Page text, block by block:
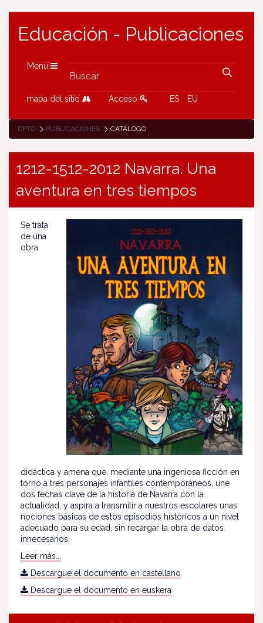
Educación - Publicaciones
Menú
mapa del sitio Acceso ES EU
DPTO PUBLICACIONES CATÁLOGO
1212-1512-2012 Navarra. Una
aventura en tres tiempos
Se trata
de una
obra
didáctica y amena que, mediante una ingeniosa ficción en
torno a tres personajes infantiles contemporáneos, une
dos fechas clave de la historia de Navarra con la
actualidad, y aspira a transmitir a nuestros escolares unas
nociones básicas de estos episodios históricos a un nivel
adecuado para su edad, sin recargar la obra de datos
innecesarios.
Leer más...
Descargue el documento en castellano
Descargue el documento en euskera